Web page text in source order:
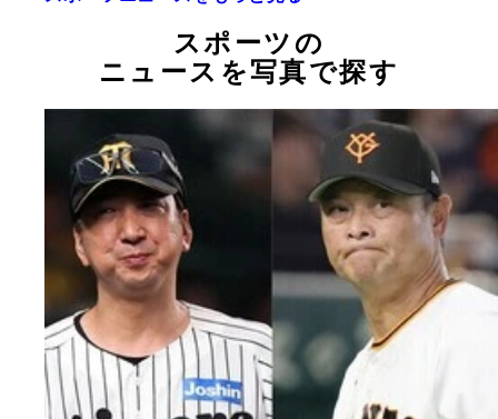
スポーツの
ニュースを写真で探す